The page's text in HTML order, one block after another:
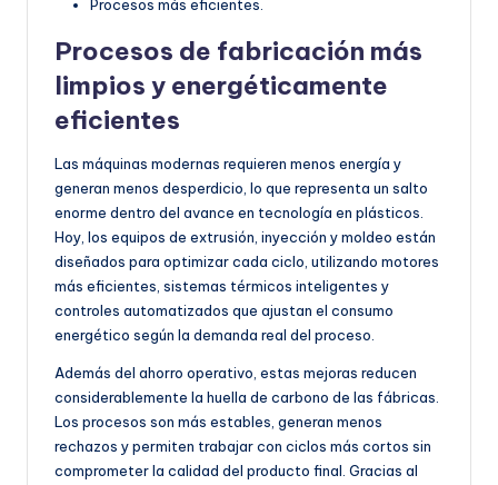
Procesos más eficientes.
Procesos de fabricación más
limpios y energéticamente
eficientes
Las máquinas modernas requieren menos energía y
generan menos desperdicio, lo que representa un salto
enorme dentro del avance en tecnología en plásticos.
Hoy, los equipos de extrusión, inyección y moldeo están
diseñados para optimizar cada ciclo, utilizando motores
más eficientes, sistemas térmicos inteligentes y
controles automatizados que ajustan el consumo
energético según la demanda real del proceso.
Además del ahorro operativo, estas mejoras reducen
considerablemente la huella de carbono de las fábricas.
Los procesos son más estables, generan menos
rechazos y permiten trabajar con ciclos más cortos sin
comprometer la calidad del producto final. Gracias al